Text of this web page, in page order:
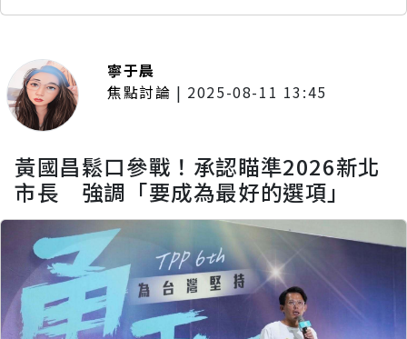
寧于晨
焦點討論 | 2025-08-11 13:45
黃國昌鬆口參戰！承認瞄準2026新北
市長 強調「要成為最好的選項」